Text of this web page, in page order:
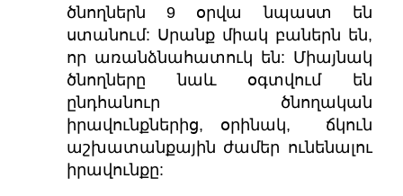
ծնողներն 9 օրվա նպաստ են
ստանում: Սրանք միակ բաներն են,
որ առանձնահատուկ են: Միայնակ
ծնողները նաև օգտվում են
ընդհանուր ծնողական
իրավունքներից, օրինակ, ճկուն
աշխատանքային ժամեր ունենալու
իրավունքը: